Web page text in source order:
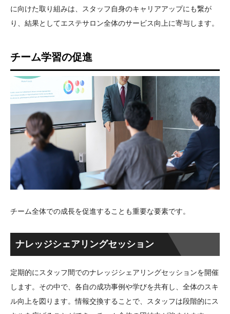
に向けた取り組みは、スタッフ自身のキャリアアップにも繋が
り、結果としてエステサロン全体のサービス向上に寄与します。
チーム学習の促進
チーム全体での成長を促進することも重要な要素です。
ナレッジシェアリングセッション
定期的にスタッフ間でのナレッジシェアリングセッションを開催
します。その中で、各自の成功事例や学びを共有し、全体のスキ
ル向上を図ります。情報交換することで、スタッフは段階的にス